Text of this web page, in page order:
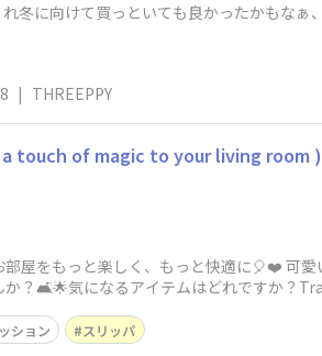
冬に向けて買っといても良かったかもなぁ
| THREEPPY
a touch of magic to your living room )
屋をもっと楽しく、もっと快適に🎈❤️ 可
か？🛋️🌟気になるアイテムはどれですか
ション スリッパ